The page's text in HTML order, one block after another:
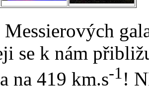
se k nám
na 419 km.s-1 !